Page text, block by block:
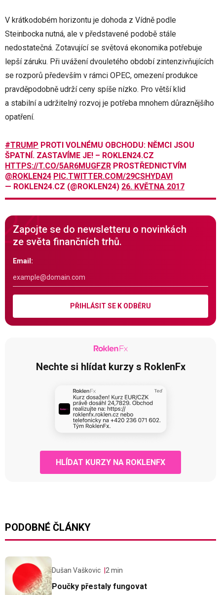
V krátkodobém horizontu je dohoda z Vídně podle
Steinbocka nutná, ale v představené podobě stále
nedostatečná. Zotavující se světová ekonomika potřebuje
lepší záruku. Při uvážení dvouletého období zintenzivňujících
se rozporů především v rámci OPEC, omezení produkce
pravděpodobně udrží ceny spíše nízko. Pro větší klid
a stabilní a udržitelný rozvoj je potřeba mnohem důraznějšího
opatření.
#TRUMP PROTI VOLNÉMU OBCHODU: NĚMCI JSOU
ŠPATNÍ. ZASTAVÍME JE! – ROKLEN24.CZ
HTTPS://T.CO/5AR6MUGFZR PROSTŘEDNICTVÍM
@ROKLEN24 PIC.TWITTER.COM/29CSHYDAVI
— ROKLEN24.CZ (@ROKLEN24) 26. KVĚTNA 2017
Zapojte se do newsletteru o novinkách
ze světa finančních trhů.
Email:
PŘIHLÁSIT SE K ODBĚRU
Nechte si hlídat kurzy s RoklenFx
HLÍDAT KURZY NA ROKLENFX
PODOBNÉ ČLÁNKY
Dušan Vaškovic 2 min
Poučky přestaly fungovat